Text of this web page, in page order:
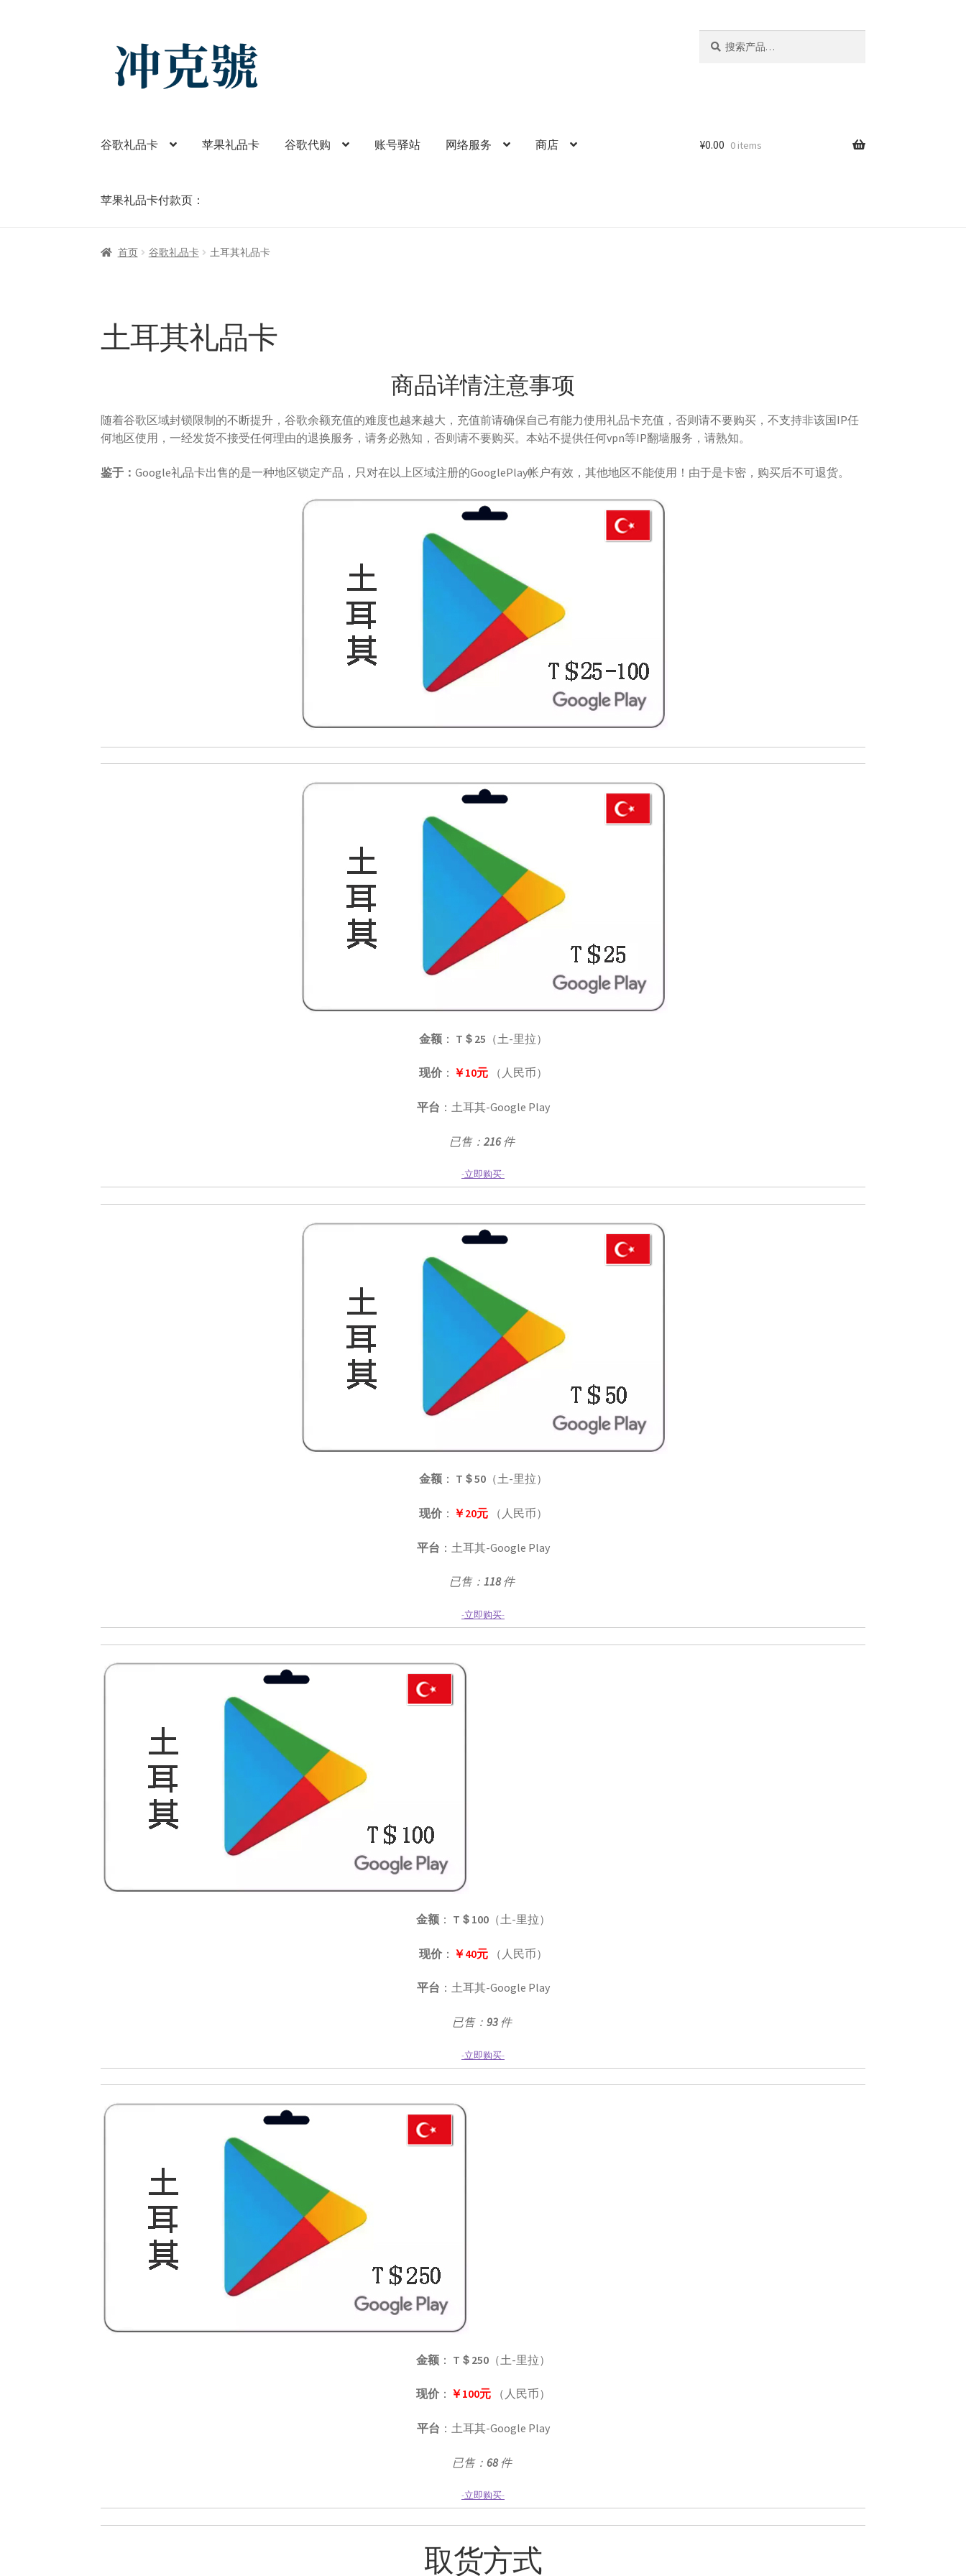
navigation
content
索：
谷歌礼品卡 苹果礼品卡 谷歌代购 账号驿站 网络服务 商店
苹果礼品卡付款页：
首页ChatGPT-AI会员 YouTube会员
¥0.00 0 items
首页 谷歌礼品卡 土耳其礼品卡
土耳其礼品卡
商品详情注意事项
随着谷歌区域封锁限制的不断提升，谷歌余额充值的难度也越来越大，充值前请确保自己有能力使用礼品卡充值，否则请不要购买，不支持非该国IP任
何地区使用，一经发货不接受任何理由的退换服务，请务必熟知，否则请不要购买。本站不提供任何vpn等IP翻墙服务，请熟知。
鉴于：Google礼品卡出售的是一种地区锁定产品，只对在以上区域注册的GooglePlay帐户有效，其他地区不能使用！由于是卡密，购买后不可退货。
金额： T＄25 （土-里拉）
现价： ￥10元（人民币）
平台 ：土耳其-Google Play
已售： 216件
-立即购买-
金额： T＄50（土-里拉）
现价： ￥20元（人民币）
平台 ：土耳其-Google Play
已售： 118件
-立即购买-
金额： T＄100（土-里拉）
现价： ￥40元（人民币）
平台 ：土耳其-Google Play
已售： 93 件
-立即购买-
金额： T＄250（土-里拉）
现价： ￥100元（人民币）
平台 ：土耳其-Google Play
已售： 68件
-立即购买-
取货方式